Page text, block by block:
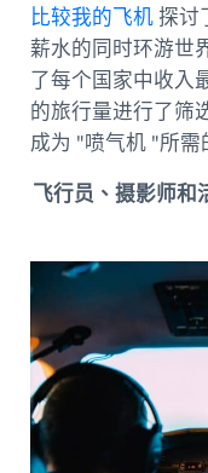
比较我的飞机探讨
薪水的同时环游世
了每个国家中收入
的旅行量进行了筛
成为 "喷气机 "所需
飞行员、摄影师和